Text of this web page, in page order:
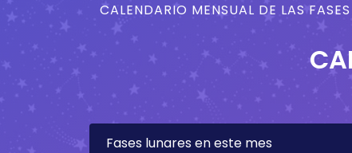
CALENDARIO MENSUAL DE LAS
Fases lunares en este mes